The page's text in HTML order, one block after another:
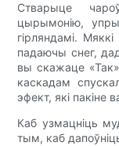
Стварыце
цырымонію,
гірляндамі.
падаючы снег,
вы скажаце
каскадам
эфект, які пакіне
Каб узмацніць
тым, каб